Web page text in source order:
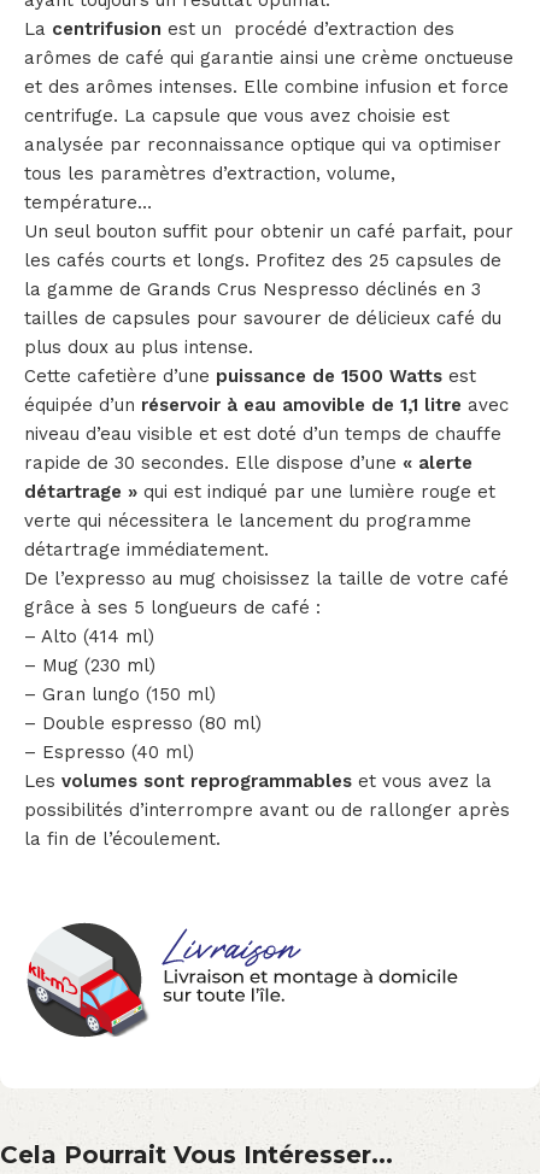
La centrifusion est un procédé d’extraction des
arômes de café qui garantie ainsi une crème onctueuse
et des arômes intenses. Elle combine infusion et force
centrifuge. La capsule que vous avez choisie est
analysée par reconnaissance optique qui va optimiser
tous les paramètres d’extraction, volume,
température…
Un seul bouton suffit pour obtenir un café parfait, pour
les cafés courts et longs. Profitez des 25 capsules de
la gamme de Grands Crus Nespresso déclinés en 3
tailles de capsules pour savourer de délicieux café du
plus doux au plus intense.
Cette cafetière d’une puissance de 1500 Watts est
équipée d’un réservoir à eau amovible de 1,1 litre avec
niveau d’eau visible et est doté d’un temps de chauffe
rapide de 30 secondes. Elle dispose d’une « alerte
détartrage » qui est indiqué par une lumière rouge et
verte qui nécessitera le lancement du programme
détartrage immédiatement.
De l’expresso au mug choisissez la taille de votre café
grâce à ses 5 longueurs de café :
– Alto (414 ml)
– Mug (230 ml)
– Gran lungo (150 ml)
– Double espresso (80 ml)
– Espresso (40 ml)
Les volumes sont reprogrammables et vous avez la
possibilités d’interrompre avant ou de rallonger après
la fin de l’écoulement.
Cela Pourrait Vous Intéresser...